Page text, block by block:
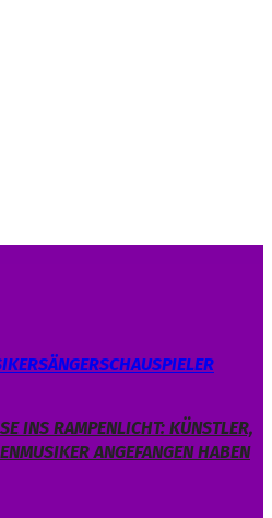
SÄNGERSCHAUSPIELER
INS RAMPENLICHT: KÜNSTLER, D
ANGEFANGEN HABEN